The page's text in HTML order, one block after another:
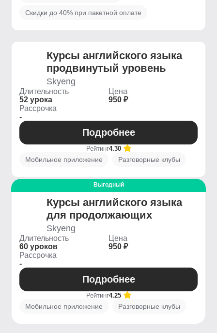
Скидки до 40% при пакетной оплате
Курсы английского языка
продвинутый уровень
Skyeng
Длительность
52 урока
Цена
950 ₽
Рассрочка
-
Подробнее
Рейтинг4.30
Мобильное приложение Разговорные клубы
Выгодный
Курсы английского языка
для продолжающих
Skyeng
Длительность
60 уроков
Цена
950 ₽
Рассрочка
-
Подробнее
Рейтинг4.25
Мобильное приложение Разговорные клубы